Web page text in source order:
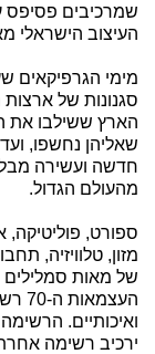
שמרכיבים
העיצוב הישראלי
מימי הגרפיקאים
סגנונות של
הארץ ששילבו את
שאליהן נחשפו,
חדשה ועשירה
מהעולם הגדול.
ספורט, פוליטיקה,
מזון, טלוויזיה,
של מאות סמלילים
ואיכותיים.
ירכיב רשימה